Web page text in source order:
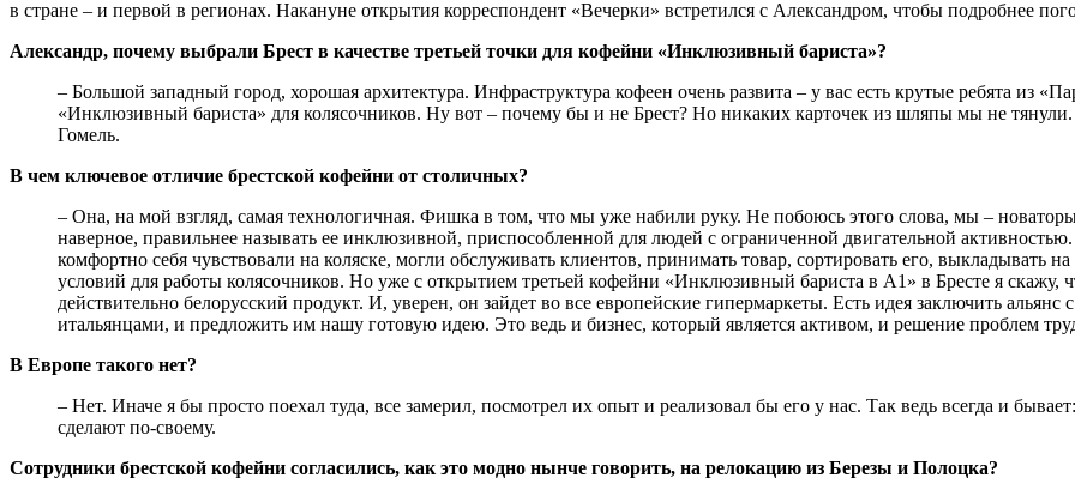
в стране – и первой в регионах. Накануне открытия корреспондент «Вечерки» встретился с Александром, чтобы подробнее
Александр, почему выбрали Брест в качестве третьей точки для кофейни «Инклюзивный бариста»?
– Большой западный город, хорошая архитектура. Инфраструктура кофеен очень развита – у вас есть крутые ребята из
«Инклюзивный бариста» для колясочников. Ну вот – почему бы и не Брест? Но никаких карточек из шляпы мы не
Гомель.
В чем ключевое отличие брестской кофейни от столичных?
– Она, на мой взгляд, самая технологичная. Фишка в том, что мы уже набили руку. Не побоюсь этого слова, мы –
наверное, правильнее называть ее инклюзивной, приспособленной для людей с ограниченной двигательной
комфортно себя чувствовали на коляске, могли обслуживать клиентов, принимать товар, сортировать его, выкладывать
условий для работы колясочников. Но уже с открытием третьей кофейни «Инклюзивный бариста в А1» в Бресте я
действительно белорусский продукт. И, уверен, он зайдет во все европейские гипермаркеты. Есть идея заключить
итальянцами, и предложить им нашу готовую идею. Это ведь и бизнес, который является активом, и решение проблем
В Европе такого нет?
– Нет. Иначе я бы просто поехал туда, все замерил, посмотрел их опыт и реализовал бы его у нас. Так ведь всегда и
сделают по-своему.
Сотрудники брестской кофейни согласились, как это модно нынче говорить, на релокацию из Березы и Полоцка?